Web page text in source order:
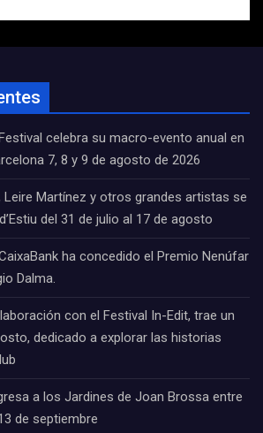
celebra su macro-evento anual en
7, 8 y 9 de agosto de 2026
Leire Martínez y otros grandes artistas se
del 31 de julio al 17 de agosto
ha concedido el Premio Nenúfar
Dalma.
con el Festival In-Edit, trae un
dedicado a explorar las historias
a los Jardines de Joan Brossa entre
de septiembre